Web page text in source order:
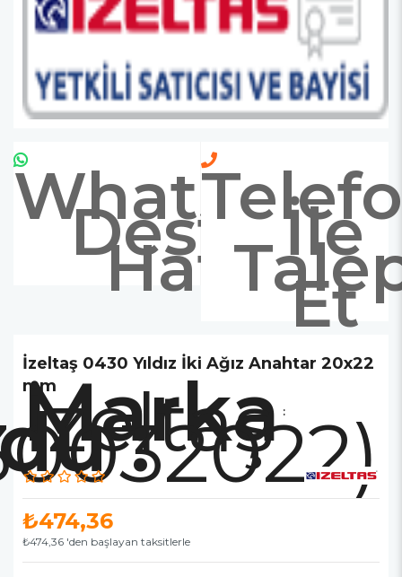
Whatsapp
Destek
Hattıİle
Et
İzeltaş 0430 Yıldız İki Ağız Anahtar 20x22
mm
Marka :
İzeltaş
₺474,36
₺474,36 'den başlayan taksitlerle